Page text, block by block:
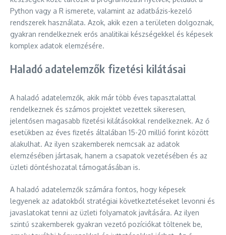
Python vagy a R ismerete, valamint az adatbázis-kezelő
rendszerek használata. Azok, akik ezen a területen dolgoznak,
gyakran rendelkeznek erős analitikai készségekkel és képesek
komplex adatok elemzésére.
Haladó adatelemzők fizetési kilátásai
A haladó adatelemzők, akik már több éves tapasztalattal
rendelkeznek és számos projektet vezettek sikeresen,
jelentősen magasabb fizetési kilátásokkal rendelkeznek. Az ő
esetükben az éves fizetés általában 15-20 millió forint között
alakulhat. Az ilyen szakemberek nemcsak az adatok
elemzésében jártasak, hanem a csapatok vezetésében és az
üzleti döntéshozatal támogatásában is.
A haladó adatelemzők számára fontos, hogy képesek
legyenek az adatokból stratégiai következtetéseket levonni és
javaslatokat tenni az üzleti folyamatok javítására. Az ilyen
szintű szakemberek gyakran vezető pozíciókat töltenek be,